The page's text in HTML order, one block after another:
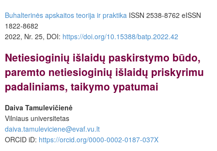
Buhalterinės apskaitos teorija ir praktika ISSN 2538-8762 eISSN
1822-8682
2022, Nr. 25, DOI: https://doi.org/10.15388/batp.2022.42
Netiesioginių išlaidų paskirstymo būdo,
paremto netiesioginių išlaidų priskyrimu
padaliniams, taikymo ypatumai
Daiva Tamulevičienė
Vilniaus universitetas
daiva.tamuleviciene@evaf.vu.lt
ORCID iD: https://orcid.org/0000-0002-0187-037X